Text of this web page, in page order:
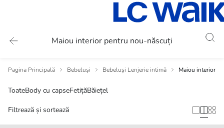
Maiou interior pentru nou-născuți
Pagina Principală Bebeluși Bebeluși Lenjerie intimă Maiou interior
ToateBody cu capseFetițăBăiețel
Filtrează și sortează